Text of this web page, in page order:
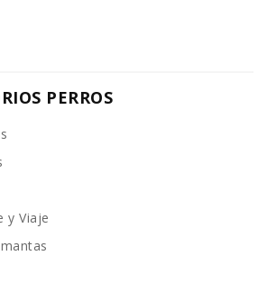
PERROS
y Viaje